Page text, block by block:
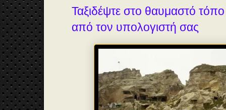
Ταξιδέψτε στο θαυμαστό
από τον υπολογιστή σας